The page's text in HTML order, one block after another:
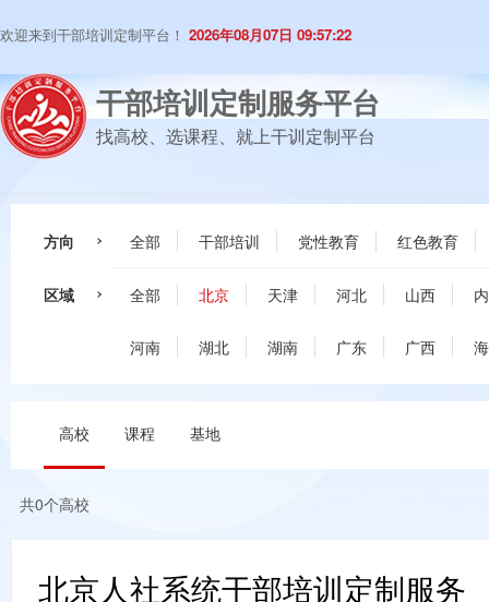
欢迎来到干部培训定制平台！ 2026年08月07日 09:57:23
干部培训定制服务平台
找高校、选课程、就上干训定制平台
方向 全部 干部培训 党性教育 红色教育
区域 全部 北京 天津 河北 山西
河南 湖北 湖南 广东 广西
高校 课程 基地
共0个高校
北京人社系统干部培训定制服务